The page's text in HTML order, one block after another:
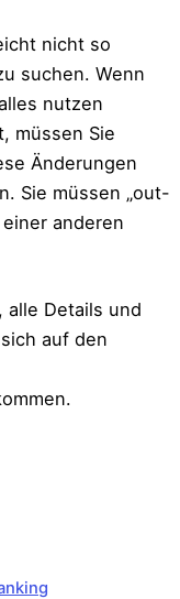
nicht so
suchen. Wenn
nutzen
müssen Sie
Änderungen
Sie müssen „out-
anderen
alle Details und
auf den